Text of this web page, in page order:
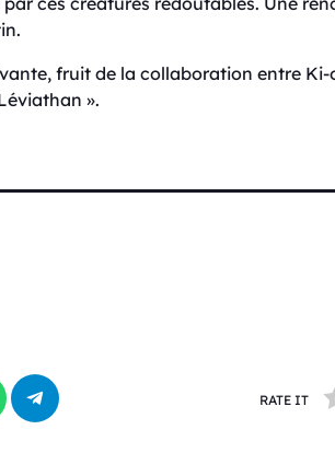
fruit de la collaboration entre
».
RATE IT